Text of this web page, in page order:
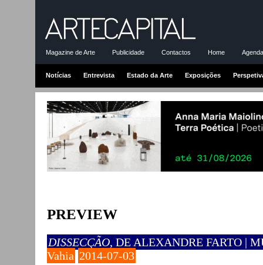
Magazine de Arte Publicidade Contactos Home
Notícias Entrevista Estado da Arte Exposições
PREVIEW
DISSECÇÃO, DE ALEXANDRE FARTO |
Vahia 2014-07-03